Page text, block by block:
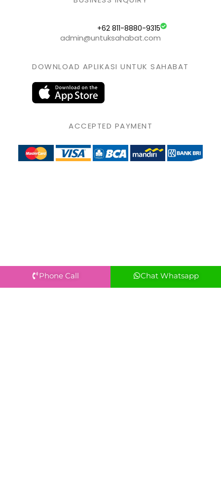
+62 811-8880-9315
admin@untuksahabat.com
DOWNLOAD APLIKASI UNTUK SAHABAT
ACCEPTED PAYMENT
Phone Call Chat Whatsapp